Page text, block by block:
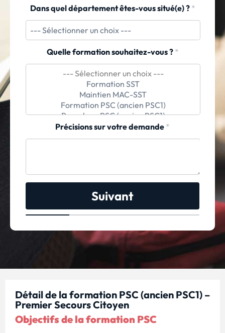
Dans quel département êtes-vous situé(e) ? *
Quelle formation souhaitez-vous ? *
Précisions sur votre demande *
Suivant
Détail de la formation PSC (ancien PSC1) –
Premier Secours Citoyen
Objectifs de la formation PSC